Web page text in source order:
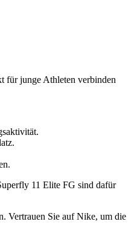
für junge Athleten verbinden
11 Elite FG sind dafür
Vertrauen Sie auf Nike, um die